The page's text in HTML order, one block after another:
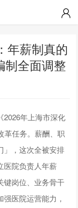
年薪制真的
制全面调整
2026年上海市深化
革任务。薪酬、职
，这次全被安排
医院负责人年薪
键岗位、业务骨干
医院运营能力，